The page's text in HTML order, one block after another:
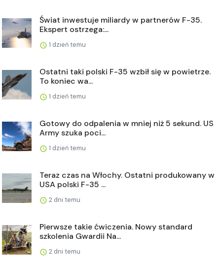
Świat inwestuje miliardy w partnerów F-35.
Ekspert ostrzega:...
1 dzień temu
Ostatni taki polski F-35 wzbił się w powietrze.
To koniec wa...
1 dzień temu
Gotowy do odpalenia w mniej niż 5 sekund. US
Army szuka poci...
1 dzień temu
Teraz czas na Włochy. Ostatni produkowany w
USA polski F-35 ...
2 dni temu
Pierwsze takie ćwiczenia. Nowy standard
szkolenia Gwardii Na...
2 dni temu